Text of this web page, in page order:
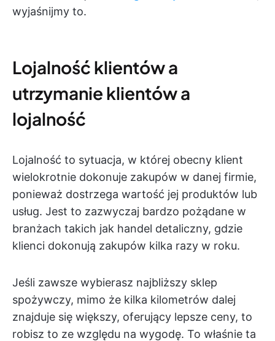
wyjaśnijmy to.
Lojalność klientów a
utrzymanie klientów a
lojalność
Lojalność to sytuacja, w której obecny klient
wielokrotnie dokonuje zakupów w danej firmie,
ponieważ dostrzega wartość jej produktów lub
usług. Jest to zazwyczaj bardzo pożądane w
branżach takich jak handel detaliczny, gdzie
klienci dokonują zakupów kilka razy w roku.
Jeśli zawsze wybierasz najbliższy sklep
spożywczy, mimo że kilka kilometrów dalej
znajduje się większy, oferujący lepsze ceny, to
robisz to ze względu na wygodę. To właśnie ta